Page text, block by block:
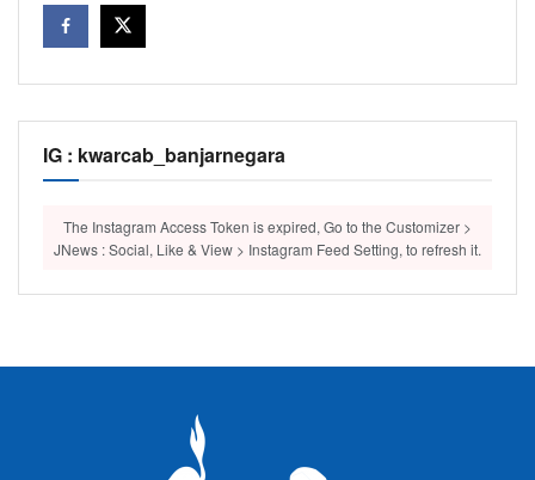
IG : kwarcab_banjarnegara
The Instagram Access Token is expired, Go to the Customizer >
JNews : Social, Like & View > Instagram Feed Setting, to refresh it.